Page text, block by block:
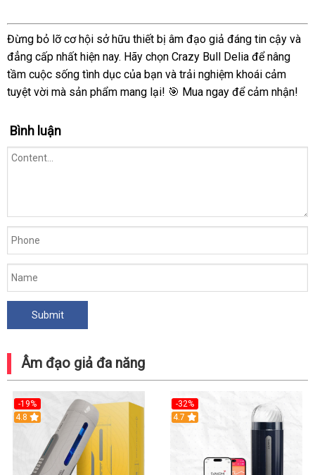
Đừng bỏ lỡ cơ hội sở hữu thiết bị âm đạo giả đáng tin cậy và
đẳng cấp nhất hiện nay. Hãy chọn Crazy Bull Delia để nâng
tầm cuộc sống tình dục của bạn và trải nghiệm khoái cảm
tuyệt vời mà sản phẩm mang lại! 🎯 Mua ngay để cảm nhận!
Bình luận
Âm đạo giả đa năng
-19%
Hot
4.8
-32%
Hot
4.7